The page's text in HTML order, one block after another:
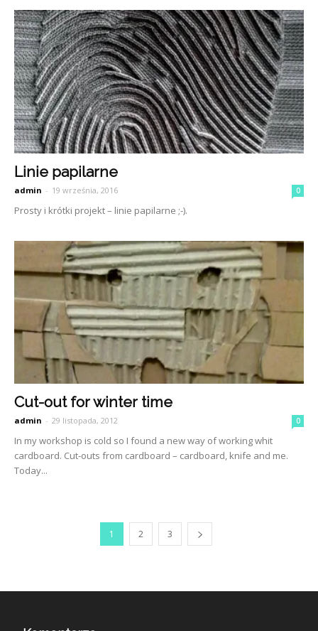
Linie papilarne
admin - 19 września, 2016 0
Prosty i krótki projekt – linie papilarne ;-).
Cut-out for winter time
admin - 29 listopada, 2012 0
In my workshop is cold so I found a new way of working whit
cardboard. Cut-outs from cardboard – cardboard, knife and me.
Today...
1 2 3